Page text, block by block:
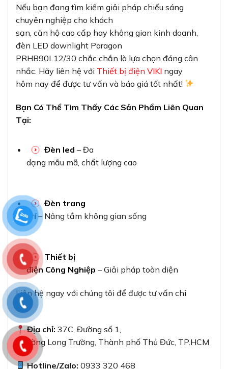
Nếu bạn đang tìm kiếm giải pháp chiếu sáng
chuyên nghiệp cho khách
sạn, căn hộ cao cấp hay không gian kinh doanh,
đèn LED downlight Paragon
PRHB90L12/30 chắc chắn là lựa chọn đáng cân
nhắc. Hãy liên hệ với Thiết bị điện VIKI ngay
hôm nay để được tư vấn và báo giá tốt nhất!
Bạn Có Thể Tìm Thấy Các Sản Phẩm Liên Quan
Tại:
Đèn led – Đa
dạng mẫu mã, chất lượng cao
Đèn trang
trí– Nâng tầm không gian sống
Thiết bị
điện Công Nghiệp – Giải pháp toàn diện
Liên hệ ngay với chúng tôi để được tư vấn chi
tiết:
Địa chỉ: 37C, Đường số 1,
Phường Long Trường, Thành phố Thủ Đức, TP.HCM
Hotline/Zalo: 0933 320 468